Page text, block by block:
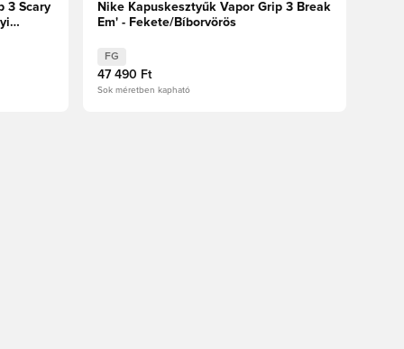
3 Scary
Nike Kapuskesztyűk Vapor Grip 3 Break
Em' - Fekete/Bíborvörös
FG
47 490 Ft
Sok méretben kapható